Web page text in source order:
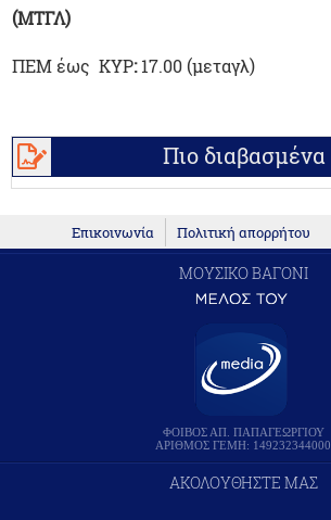
(ΜΤΓΛ)
ΠΕΜ έως ΚΥΡ:17.00 (μεταγλ)
Πιο διαβασμένα
Επικοινωνία Πολιτική απορρήτου
ΜΟΥΣΙΚΟ ΒΑΓΟΝΙ
ΦΟΙΒΟΣ ΑΠ. ΠΑΠΑΓΕΩΡΓΙΟΥ
ΑΡΙΘΜΟΣ ΓΕΜΗ: 149232344000
ΑΚΟΛΟΥΘΗΣΤΕ ΜΑΣ